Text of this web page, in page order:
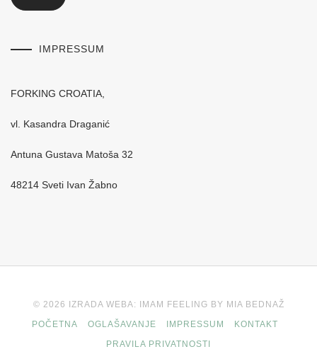
IMPRESSUM
FORKING CROATIA,
vl. Kasandra Draganić
Antuna Gustava Matoša 32
48214 Sveti Ivan Žabno
© 2026 IZRADA WEBA: IMAM FEELING BY MIA BEDNAŽ
POČETNA
OGLAŠAVANJE IMPRESSUM
KONTAKT
PRAVILA PRIVATNOSTI